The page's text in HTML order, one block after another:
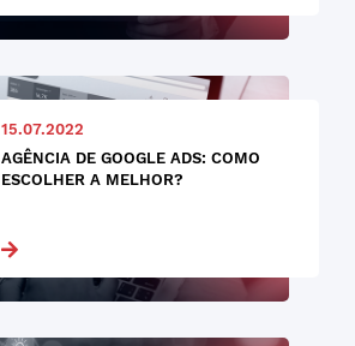
15.07.2022
AGÊNCIA DE GOOGLE ADS: COMO
ESCOLHER A MELHOR?